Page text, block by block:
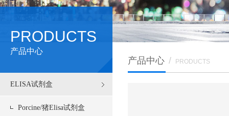
PRODUCTS
产品中心
ELISA试剂盒
Porcine/猪Elisa试剂盒
产品中心 / PRODUCTS